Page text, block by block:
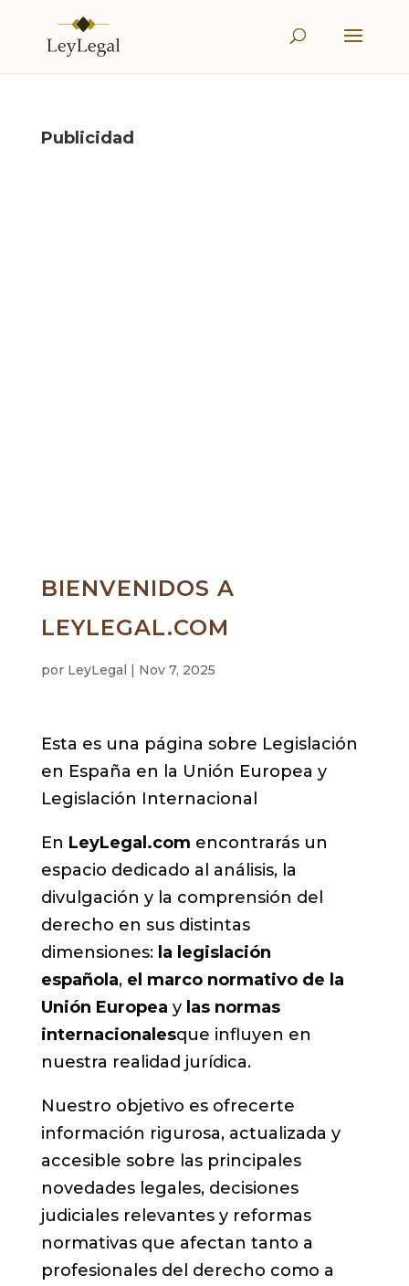
Publicidad
BIENVENIDOS A
LEYLEGAL.COM
por LeyLegal | Nov 7, 2025
Esta es una página sobre Legislación
en España en la Unión Europea y
Legislación Internacional
En LeyLegal.com encontrarás un
espacio dedicado al análisis, la
divulgación y la comprensión del
derecho en sus distintas
dimensiones: la legislación
española, el marco normativo de la
Unión Europea y las normas
internacionalesque influyen en
nuestra realidad jurídica.
Nuestro objetivo es ofrecerte
información rigurosa, actualizada y
accesible sobre las principales
novedades legales, decisiones
judiciales relevantes y reformas
normativas que afectan tanto a
profesionales del derecho como a